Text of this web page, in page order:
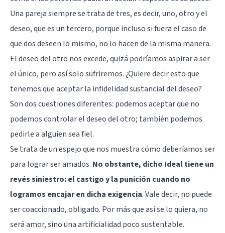
Una pareja siempre se trata de tres, es decir, uno, otro y el
deseo, que es un tercero, porque incluso si fuera el caso de
que dos deseen lo mismo, no lo hacen de la misma manera.
El deseo del otro nos excede, quizá podríamos aspirar a ser
el único, pero así solo sufriremos. ¿Quiere decir esto que
tenemos que aceptar la infidelidad sustancial del deseo?
Son dos cuestiones diferentes: podemos aceptar que no
podemos controlar el deseo del otro; también podemos
pedirle a alguien sea fiel.
Se trata de un espejo que nos muestra cómo deberíamos ser
para lograr ser amados. No obstante, dicho Ideal tiene un
revés siniestro: el castigo y la punición cuando no
logramos encajar en dicha exigencia. Vale decir, no puede
ser coaccionado, obligado. Por más que así se lo quiera, no
será amor, sino una artificialidad poco sustentable.